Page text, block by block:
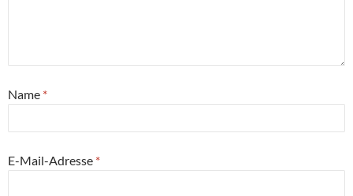
Name *
E-Mail-Adresse *